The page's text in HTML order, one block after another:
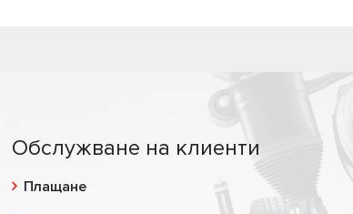
Обслужване на клиенти
Плащане